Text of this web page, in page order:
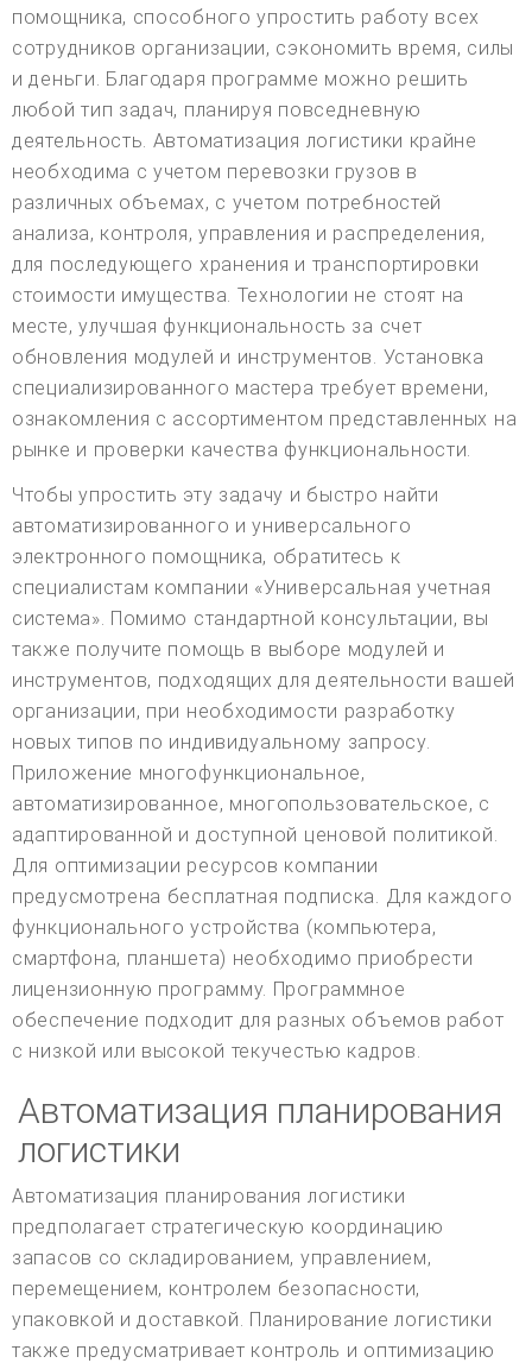
помощника, способного упростить работу всех
сотрудников организации, сэкономить время, силы
и деньги. Благодаря программе можно решить
любой тип задач, планируя повседневную
деятельность. Автоматизация логистики крайне
необходима с учетом перевозки грузов в
различных объемах, с учетом потребностей
анализа, контроля, управления и распределения,
для последующего хранения и транспортировки
стоимости имущества. Технологии не стоят на
месте, улучшая функциональность за счет
обновления модулей и инструментов. Установка
специализированного мастера требует времени,
ознакомления с ассортиментом представленных на
рынке и проверки качества функциональности.
Чтобы упростить эту задачу и быстро найти
автоматизированного и универсального
электронного помощника, обратитесь к
специалистам компании «Универсальная учетная
система». Помимо стандартной консультации, вы
также получите помощь в выборе модулей и
инструментов, подходящих для деятельности вашей
организации, при необходимости разработку
новых типов по индивидуальному запросу.
Приложение многофункциональное,
автоматизированное, многопользовательское, с
адаптированной и доступной ценовой политикой.
Для оптимизации ресурсов компании
предусмотрена бесплатная подписка. Для каждого
функционального устройства (компьютера,
смартфона, планшета) необходимо приобрести
лицензионную программу. Программное
обеспечение подходит для разных объемов работ
с низкой или высокой текучестью кадров.
Автоматизация планирования
логистики
Автоматизация планирования логистики
предполагает стратегическую координацию
запасов со складированием, управлением,
перемещением, контролем безопасности,
упаковкой и доставкой. Планирование логистики
также предусматривает контроль и оптимизацию